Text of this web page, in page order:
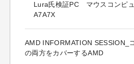
Lura氏検証PC マウスコンピ
A7A7X
AMD INFORMATION SESSION_
の両方をカバーするAMD